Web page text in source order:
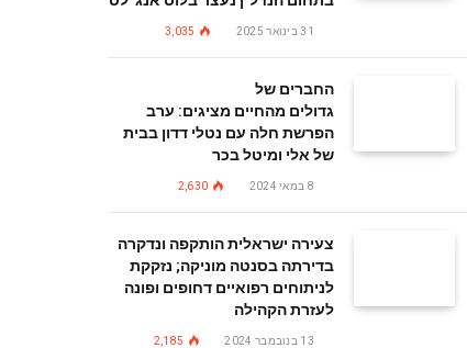
31 בינואר 2025 3,035
החברים של
גדולים מהחיים מציגים: ערב
הפרשת חלה עם נטלי דדון בבית
של אלי ומיטל בכר
8 במאי 2024 2,630
צעירה ישראלית הותקפה ונדקרה
בדירתה בסנטה מוניקה; נזקקת
לניתוחים רפואיים דחופים ופונה
לעזרת הקהילה
13 בנובמבר 2024 2,185